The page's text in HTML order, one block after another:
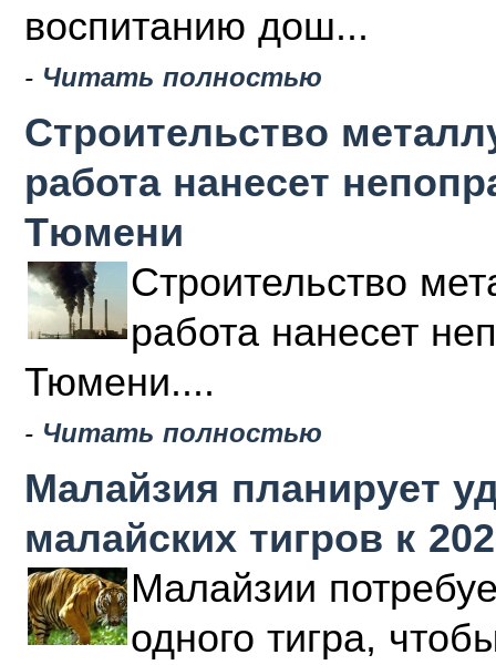
воспитанию дош...
- Читать полностью
Строительство
работа нанесет
Тюмени
Строительство
работа нанесет
Тюмени....
- Читать полностью
Малайзия планирует
малайских тигров к
Малайзии
одного тигра,